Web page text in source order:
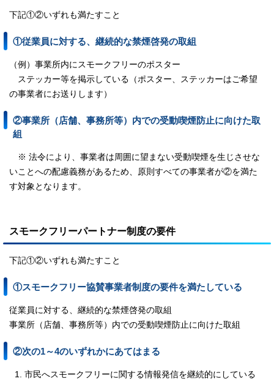
下記①②いずれも満たすこと
①従業員に対する、継続的な禁煙啓発の取組
（例）事業所内にスモークフリーのポスター
ステッカー等を掲示している（ポスター、ステッカーはご希望
の事業者にお送りします）
②事業所（店舗、事務所等）内での受動喫煙防止に向けた取
組
※ 法令により、事業者は周囲に望まない受動喫煙を生じさせな
いことへの配慮義務があるため、原則すべての事業者が②を満た
す対象となります。
スモークフリーパートナー制度の要件
下記①②いずれも満たすこと
①スモークフリー協賛事業者制度の要件を満たしている
従業員に対する、継続的な禁煙啓発の取組
事業所（店舗、事務所等）内での受動喫煙防止に向けた取組
②次の1～4のいずれかにあてはまる
市民へスモークフリーに関する情報発信を継続的にしている